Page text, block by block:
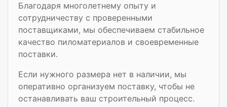
Благодаря многолетнему опыту и
сотрудничеству с проверенными
поставщиками, мы обеспечиваем стабильное
качество пиломатериалов и своевременные
поставки.
Если нужного размера нет в наличии, мы
оперативно организуем поставку, чтобы не
останавливать ваш строительный процесс.